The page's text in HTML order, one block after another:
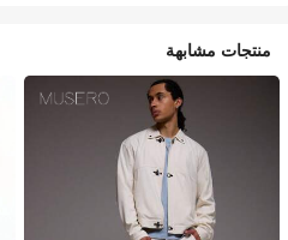
منتجات مشابهة